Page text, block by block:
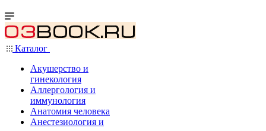
Каталог
Акушерство и
гинекология
Аллергология и
иммунология
Анатомия человека
Анестезиология и